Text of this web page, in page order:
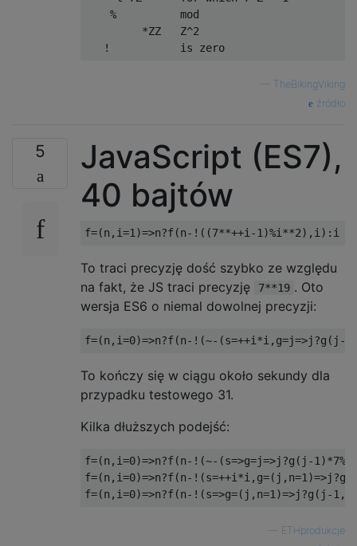
    %          mod
         *ZZ   Z^2
TheBikingViking
źródło
5
JavaScript (ES7),
40 bajtów
To traci precyzję dość szybko ze względu
na fakt, że JS traci precyzję
7**19 . Oto
wersja ES6 o niemal dowolnej precyzji:
To kończy się w ciągu około sekundy dla
przypadku testowego 31.
Kilka dłuższych podejść:
f=(n,i=0)=>n?f(n-!(~-(s=>g=j=>j?g(j-
f=(n,i=0)=>n?f(n-
ETHprodukcje